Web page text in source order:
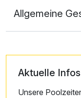
Allgemeine
Aktuelle
Unsere